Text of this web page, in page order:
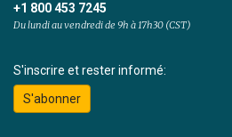
+1 800 453 7245
Du lundi au vendredi de 9h à 17h30 (CST)
S'inscrire et rester informé:
S'abonner